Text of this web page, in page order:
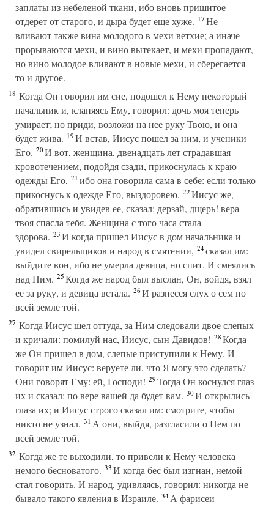
заплаты из небеленой ткани, ибо вновь пришитое
отдерет от старого, и дыра будет еще хуже. 17Не
вливают также вина молодого в мехи ветхие; а иначе
прорываются мехи, и вино вытекает, и мехи пропадают,
но вино молодое вливают в новые мехи, и сберегается
то и другое.
18 Когда Он говорил им сие, подошел к Нему некоторый
начальник и, кланяясь Ему, говорил: дочь моя теперь
умирает; но приди, возложи на нее руку Твою, и она
будет жива. 19И встав, Иисус пошел за ним, и ученики
Его. 20И вот, женщина, двенадцать лет страдавшая
кровотечением, подойдя сзади, прикоснулась к краю
одежды Его, 21ибо она говорила сама в себе: если только
прикоснусь к одежде Его, выздоровею. 22Иисус же,
обратившись и увидев ее, сказал: дерзай, дщерь! вера
твоя спасла тебя. Женщина с того часа стала
здорова. 23И когда пришел Иисус в дом начальника и
увидел свирельщиков и народ в смятении, 24сказал им:
выйдите вон, ибо не умерла девица, но спит. И смеялись
над Ним. 25Когда же народ был выслан, Он, войдя, взял
ее за руку, и девица встала. 26И разнесся слух о сем по
всей земле той.
27 Когда Иисус шел оттуда, за Ним следовали двое слепых
и кричали: помилуй нас, Иисус, сын Давидов! 28Когда
же Он пришел в дом, слепые приступили к Нему. И
говорит им Иисус: веруете ли, что Я могу это сделать?
Они говорят Ему: ей, Господи! 29Тогда Он коснулся глаз
их и сказал: по вере вашей да будет вам. 30И открылись
глаза их; и Иисус строго сказал им: смотрите, чтобы
никто не узнал. 31А они, выйдя, разгласили о Нем по
всей земле той.
32 Когда же те выходили, то привели к Нему человека
немого бесноватого. 33И когда бес был изгнан, немой
стал говорить. И народ, удивляясь, говорил: никогда не
бывало такого явления в Израиле. 34А фарисеи